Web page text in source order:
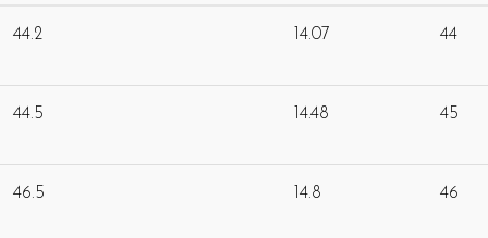
44.2 14.07 44
44.5 14.48 45
46.5 14.8 46